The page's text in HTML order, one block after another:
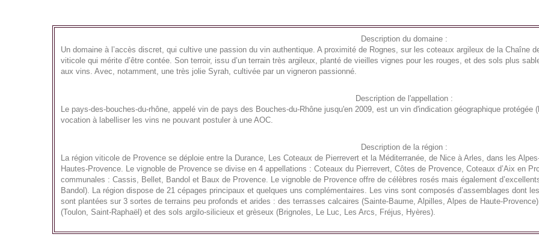
Description du domaine :
Un domaine à l’accès discret, qui cultive une passion du vin authentique. A proximité de Rognes, sur les coteaux argileux de la Chaîne
viticole qui mérite d’être contée. Son terroir, issu d’un terrain très argileux, planté de vieilles vignes pour les rouges, et des sols plus
aux vins. Avec, notamment, une très jolie Syrah, cultivée par un vigneron passionné.
Description de l'appellation :
Le pays-des-bouches-du-rhône, appelé vin de pays des Bouches-du-Rhône jusqu'en 2009, est un vin d'indication géographique
vocation à labelliser les vins ne pouvant postuler à une AOC.
Description de la région :
La région viticole de Provence se déploie entre la Durance, Les Coteaux de Pierrevert et la Méditerranée, de Nice à Arles, dans les
Hautes-Provence. Le vignoble de Provence se divise en 4 appellations : Coteaux du Pierrevert, Côtes de Provence, Coteaux d’Aix en
communales : Cassis, Bellet, Bandol et Baux de Provence. Le vignoble de Provence offre de célèbres rosés mais également
Bandol). La région dispose de 21 cépages principaux et quelques uns complémentaires. Les vins sont composés d’assemblages dont
sont plantées sur 3 sortes de terrains peu profonds et arides : des terrasses calcaires (Sainte-Baume, Alpilles, Alpes de Haute-
(Toulon, Saint-Raphaël) et des sols argilo-silicieux et grèseux (Brignoles, Le Luc, Les Arcs, Fréjus, Hyères).